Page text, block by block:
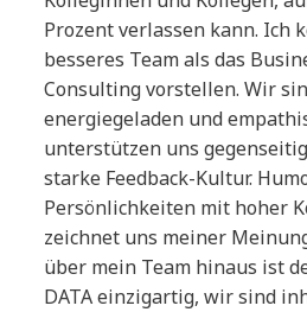
Prozent verlassen kann. Ich
besseres Team als das
Consulting vorstellen. Wir
energiegeladen und
unterstützen uns
starke Feedback-Kultur.
Persönlichkeiten mit hoher
zeichnet uns meiner
über mein Team hinaus ist
DATA einzigartig, wir sind